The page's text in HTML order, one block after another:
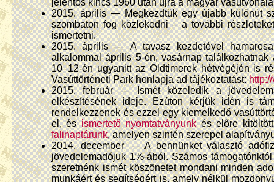
jelentős kincs 1960 után újra a magyar
2015. április — Megkezdtük egy újabb különút
szombaton fog közlekedni – a további
ismertetni.
2015. április — A tavasz kezdetével
alkalommal április 5-én, vasárnap
10–12-én ugyanitt az Oldtimerek hétvégéjén is
Vasúttörténeti Park honlapja ad tájékoztatást:
2015. február — Ismét közeledik a
elkészítésének ideje. Ezúton kérjük idén is
rendelkezzenek és ezzel egy kiemelkedő
el, ésismertető nyomtatványunkés előre
falinaptárunk, amelyen szintén szerepel
2014. december — A bennünket választó
jövedelemadójuk 1%-ából. Számos
szeretnénk ismét köszönetet mondani minden
munkáért és segítségért is, amely nélkül